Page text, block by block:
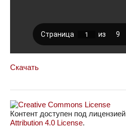
Скачать
Контент доступен под лицензией
Attribution 4.0 License.